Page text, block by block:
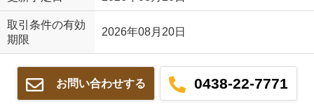
取引条件の有効
期限
2026年08月20日
お問い合わせする 0438-22-7771